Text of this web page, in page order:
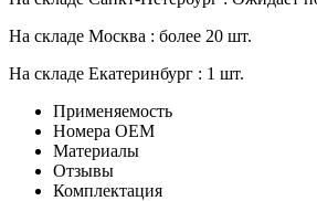
На складе Москва : более 20 шт.
На складе Екатеринбург : 1 шт.
Применяемость
Номера ОЕМ
Материалы
Отзывы
Комплектация